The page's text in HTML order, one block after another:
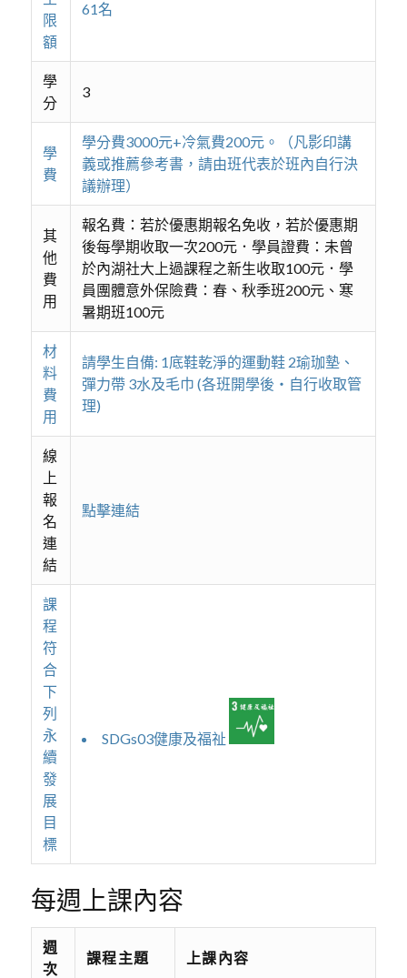
限
額
61名
學
分
3
學
費
學分費3000元+冷氣費200元。（凡影印講
義或推薦參考書，請由班代表於班內自行決
議辦理）
其
他
費
用
報名費：若於優惠期報名免收，若於優惠期
後每學期收取一次200元．學員證費：未曾
於內湖社大上過課程之新生收取100元．學
員團體意外保險費：春、秋季班200元、寒
暑期班100元
材
料
費
用
請學生自備: 1底鞋乾淨的運動鞋 2瑜珈墊、
彈力帶 3水及毛巾 (各班開學後‧自行收取管
理)
線
上
報
名
連
結
點擊連結
課
程
符
合
下
列
永
續
發
展
目
標
SDGs03健康及福祉
每週上課內容
週
次
課程主題 上課內容